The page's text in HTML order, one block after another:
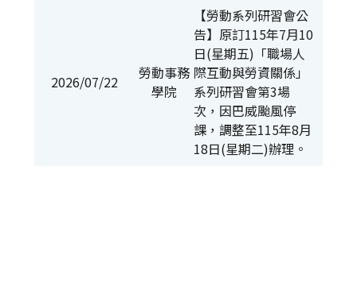
2026/07/22
勞動事務
學院
【勞動系列研習會公
告】原訂115年7月10
日(星期五)「職場人
際互動與勞資關係」
系列研習會第3場
次，因巴威颱風停
課，調整至115年8月
18日(星期二)辦理。